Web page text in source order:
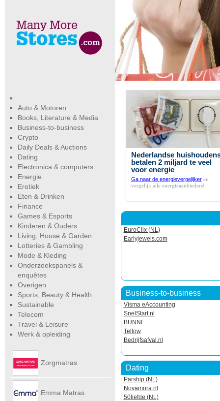
Nederlandse
betalen 2 miljard te veel
voor energie
Ga naar de energievergelijkeren
vergelijk alle energieaanbieders!
EuroClix (NL)
Earlyjewels.com
Business-to-business
Visma eAccounting
SnelStart.nl
BUNNI
Tellow
Bedrijfsafval.nl
Dating
Parship (NL)
Novamora.nl
50liefde (NL)
Auto & Motoren
Books, Literature & Media
Business-to-business
Crypto
Daily Deals & Auctions
Dating
Electronica & computers
Energie
Erotiek
Eten & Drinken
Finance
Games & Esports
Kinderen & Ouders
Living, House & Garden
Lotteries & Gambling
Mode & Kleding
Onderzoekspanels &
enquêtes
Overigen
Sports, Beauty & Health
Sustainable
Telecom
Travel & Leisure
Werk & opleiding
Zorgmatras
Emma Matras